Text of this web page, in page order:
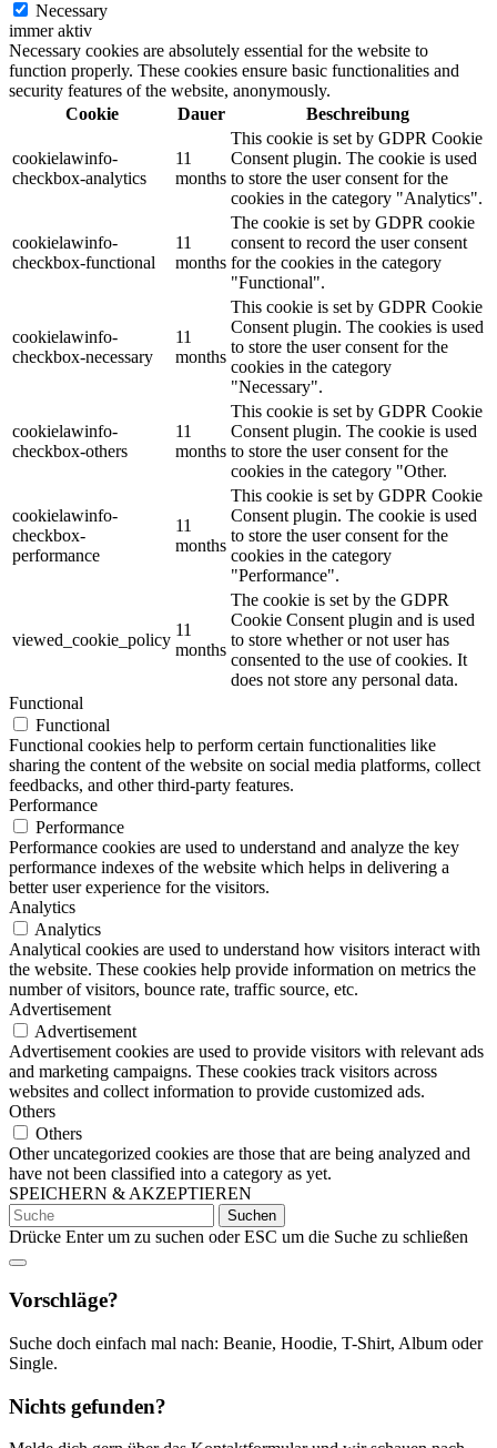
Necessary
immer aktiv
Necessary cookies are absolutely essential for the website to
function properly. These cookies ensure basic functionalities and
security features of the website, anonymously.
Cookie
Dauer Beschreibung
cookielawinfo-
checkbox-analytics
11
months
This cookie is set by GDPR Cookie
Consent plugin. The cookie is used
to store the user consent for the
cookies in the category "Analytics".
cookielawinfo-
checkbox-functional
11
months
The cookie is set by GDPR cookie
consent to record the user consent
for the cookies in the category
"Functional".
cookielawinfo-
checkbox-necessary
11
months
This cookie is set by GDPR Cookie
Consent plugin. The cookies is used
to store the user consent for the
cookies in the category
"Necessary".
cookielawinfo-
checkbox-others
11
months
This cookie is set by GDPR Cookie
Consent plugin. The cookie is used
to store the user consent for the
cookies in the category "Other.
cookielawinfo-
checkbox-
performance
11
months
This cookie is set by GDPR Cookie
Consent plugin. The cookie is used
to store the user consent for the
cookies in the category
"Performance".
viewed_cookie_policy
11
months
The cookie is set by the GDPR
Cookie Consent plugin and is used
to store whether or not user has
consented to the use of cookies. It
does not store any personal data.
Functional
Functional
Functional cookies help to perform certain functionalities like
sharing the content of the website on social media platforms, collect
feedbacks, and other third-party features.
Performance
Performance
Performance cookies are used to understand and analyze the key
performance indexes of the website which helps in delivering a
better user experience for the visitors.
Analytics
Analytics
Analytical cookies are used to understand how visitors interact with
the website. These cookies help provide information on metrics the
number of visitors, bounce rate, traffic source, etc.
Advertisement
Advertisement
Advertisement cookies are used to provide visitors with relevant ads
and marketing campaigns. These cookies track visitors across
websites and collect information to provide customized ads.
Others
Others
Other uncategorized cookies are those that are being analyzed and
have not been classified into a category as yet.
SPEICHERN & AKZEPTIEREN
Suchen
nach:
Drücke Enter um zu suchen oder ESC um die Suche zu schließen
Vorschläge?
Suche doch einfach mal nach: Beanie, Hoodie, T-Shirt, Album oder
Single.
Nichts gefunden?